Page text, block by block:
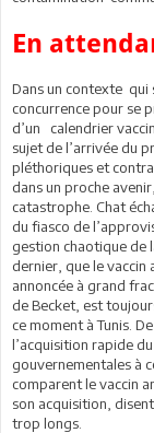
En
Dans un contexte qui
concurrence pour se
d’un calendrier
sujet de l’arrivée du
pléthoriques et
dans un proche
catastrophe. Chat
du fiasco de
gestion chaotique de
dernier, que le vaccin
annoncée à grand
de Becket, est
ce moment à Tunis.
l’acquisition rapide
gouvernementales à
comparent le vaccin
son acquisition,
trop longs.